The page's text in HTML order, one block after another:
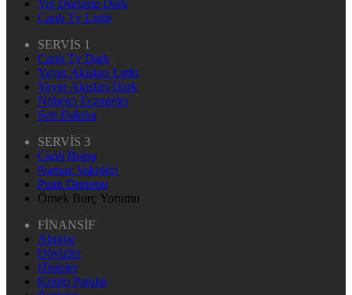
Yol Durumu Dark
Canlı Tv Light
SERVİS 1
Canlı Tv Dark
Yayın Akışları Light
Yayın Akışları Dark
Nöbetçi Eczaneler
Son Dakika
SERVİS 3
Canlı Borsa
Namaz Vakitleri
Puan Durumu
Örnek Burç Yorumu
FİNANSİF
Altınlar
Dövizler
Hisseler
Kripto Paralar